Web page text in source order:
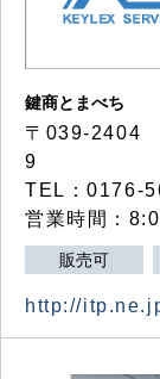
鍵商とまべち
〒039-2404
9
TEL：0176-
営業時間：
販売可
http://